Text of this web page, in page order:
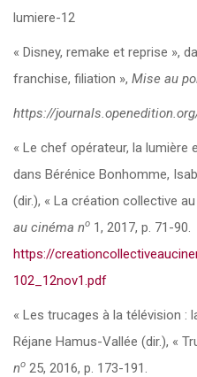
lumiere-12
« Disney, remake et reprise »,
franchise, filiation », Mise au
https://
« Le chef opérateur, la lumière
dans Bérénice Bonhomme,
(dir.), « La création collective
au cinéma no 1, 2017, p. 71-90.
https://
102_12nov1.pdf
« Les trucages à la télévision :
Réjane Hamus-Vallée (dir.), «
no 25, 2016, p. 173-191.